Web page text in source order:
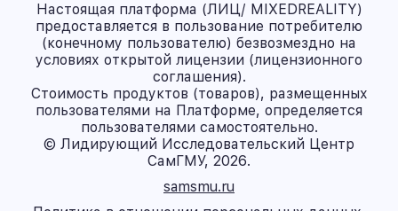
Настоящая платформа (ЛИЦ/ MIXEDREALITY)
предоставляется в пользование потребителю
(конечному пользователю) безвозмездно на
условиях открытой лицензии (лицензионного
соглашения).
Стоимость продуктов (товаров), размещенных
пользователями на Платформе, определяется
пользователями самостоятельно.
© Лидирующий Исследовательский Центр
СамГМУ, 2026.
samsmu.ru